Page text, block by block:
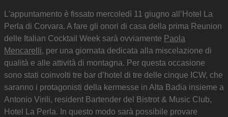
L'appuntamento è fissato mercoledì 11 giugno all’Hotel La
Perla di Corvara. A fare gli onori di casa della prima Reunion
delle Italian Cocktail Week sarà ovviamente Paola
Mencarelli, per una giornata dedicata alla miscelazione di
qualità e alle attività di montagna. Per questa occasione
sono stati coinvolti tre bar d’hotel di tre delle cinque ICW, che
saranno i protagonisti della kermesse in Alta Badia insieme a
Antonio Virili, resident Bartender del Bistrot & Music Club,
Hotel La Perla. In questo modo sarà possibile provare